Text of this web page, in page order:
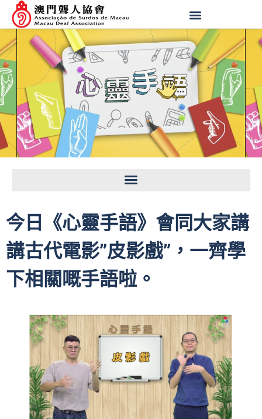
今日《心靈手語》會同大家講
講古代電影”皮影戲”，一齊學
下相關嘅手語啦。